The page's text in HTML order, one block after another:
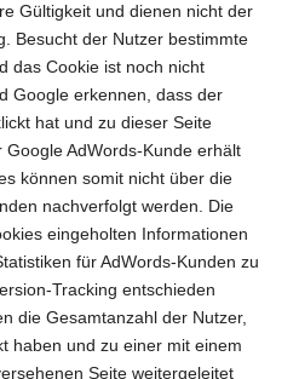
Gültigkeit und dienen nicht der
Besucht der Nutzer bestimmte
das Cookie ist noch nicht
Google erkennen, dass der
hat und zu dieser Seite
AdWords-Kunde erhält
können somit nicht über die
nachverfolgt werden. Die
eingeholten Informationen
für AdWords-Kunden zu
Tracking entschieden
die Gesamtanzahl der Nutzer,
haben und zu einer mit einem
Seite weitergeleitet